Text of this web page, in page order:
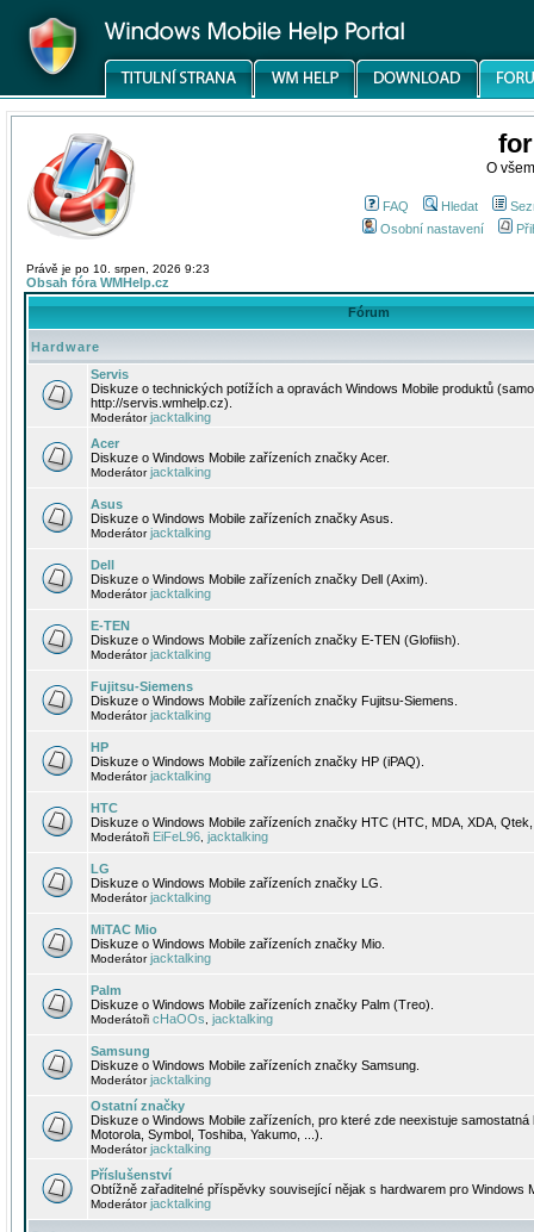
O
FAQ Hledat
Osobní nastavení
Právě je po 10. srpen, 2026 9:23
Obsah fóra WMHelp.cz
Fórum
Hardware
Servis
Diskuze o technických potížích a opravách Windows Mobile produktů
http://servis.wmhelp.cz).
Moderátorjacktalking
Acer
Diskuze o Windows Mobile zařízeních značky Acer.
Moderátorjacktalking
Asus
Diskuze o Windows Mobile zařízeních značky Asus.
Moderátorjacktalking
Dell
Diskuze o Windows Mobile zařízeních značky Dell (Axim).
Moderátorjacktalking
E-TEN
Diskuze o Windows Mobile zařízeních značky E-TEN (Glofiish).
Moderátorjacktalking
Fujitsu-Siemens
Diskuze o Windows Mobile zařízeních značky Fujitsu-Siemens.
Moderátorjacktalking
HP
Diskuze o Windows Mobile zařízeních značky HP (iPAQ).
Moderátorjacktalking
HTC
Diskuze o Windows Mobile zařízeních značky HTC (HTC, MDA, XDA,
Moderátoři EiFeL96 jacktalking
LG
Diskuze o Windows Mobile zařízeních značky LG.
Moderátorjacktalking
MiTAC Mio
Diskuze o Windows Mobile zařízeních značky Mio.
Moderátorjacktalking
Palm
Diskuze o Windows Mobile zařízeních značky Palm (Treo).
Moderátoři cHaOOs jacktalking
Samsung
Diskuze o Windows Mobile zařízeních značky Samsung.
Moderátorjacktalking
Ostatní značky
Diskuze o Windows Mobile zařízeních, pro které zde neexistuje
Motorola, Symbol, Toshiba, Yakumo, ...).
Moderátorjacktalking
Příslušenství
Obtížně zařaditelné příspěvky související nějak s hardwarem pro Windows
Moderátorjacktalking